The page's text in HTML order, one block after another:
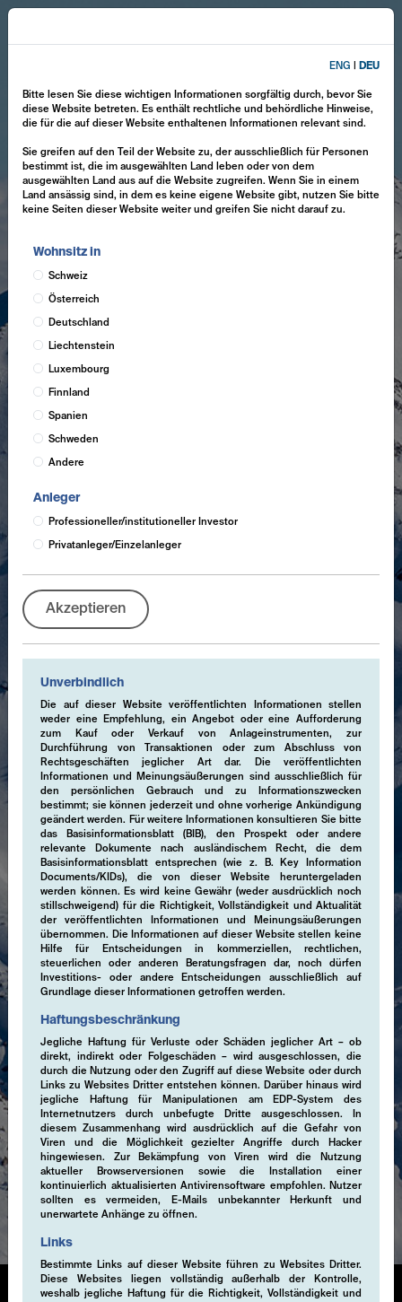
ENG DEU
Bitte lesen Sie diese wichtigen Informationen sorgfältig durch, bevor Sie
diese Website betreten. Es enthält rechtliche und behördliche Hinweise,
die für die auf dieser Website enthaltenen Informationen relevant sind.
Sie greifen auf den Teil der Website zu, der ausschließlich für Personen
bestimmt ist, die im ausgewählten Land leben oder von dem
ausgewählten Land aus auf die Website zugreifen. Wenn Sie in einem
Land ansässig sind, in dem es keine eigene Website gibt, nutzen Sie bitte
keine Seiten dieser Website weiter und greifen Sie nicht darauf zu.
Wohnsitz in
Schweiz
Österreich
Deutschland
Liechtenstein
Luxembourg
Finnland
Spanien
Schweden
Andere
Anleger
Professioneller/institutioneller Investor
Privatanleger/Einzelanleger
Akzeptieren
Unverbindlich
Die auf dieser Website veröffentlichten Informationen stellen
weder eine Empfehlung, ein Angebot oder eine Aufforderung
zum Kauf oder Verkauf von Anlageinstrumenten, zur
Durchführung von Transaktionen oder zum Abschluss von
Rechtsgeschäften jeglicher Art dar. Die veröffentlichten
Informationen und Meinungsäußerungen sind ausschließlich für
den persönlichen Gebrauch und zu Informationszwecken
bestimmt; sie können jederzeit und ohne vorherige Ankündigung
geändert werden. Für weitere Informationen konsultieren Sie bitte
das Basisinformationsblatt (BIB), den Prospekt oder andere
relevante Dokumente nach ausländischem Recht, die dem
Basisinformationsblatt entsprechen (wie z. B. Key Information
Documents/KIDs), die von dieser Website heruntergeladen
werden können. Es wird keine Gewähr (weder ausdrücklich noch
stillschweigend) für die Richtigkeit, Vollständigkeit und Aktualität
der veröffentlichten Informationen und Meinungsäußerungen
übernommen. Die Informationen auf dieser Website stellen keine
Hilfe für Entscheidungen in kommerziellen, rechtlichen,
steuerlichen oder anderen Beratungsfragen dar, noch dürfen
Investitions- oder andere Entscheidungen ausschließlich auf
Grundlage dieser Informationen getroffen werden.
Haftungsbeschränkung
Jegliche Haftung für Verluste oder Schäden jeglicher Art – ob
direkt, indirekt oder Folgeschäden – wird ausgeschlossen, die
durch die Nutzung oder den Zugriff auf diese Website oder durch
Links zu Websites Dritter entstehen können. Darüber hinaus wird
jegliche Haftung für Manipulationen am EDP-System des
Internetnutzers durch unbefugte Dritte ausgeschlossen. In
diesem Zusammenhang wird ausdrücklich auf die Gefahr von
Viren und die Möglichkeit gezielter Angriffe durch Hacker
hingewiesen. Zur Bekämpfung von Viren wird die Nutzung
aktueller Browserversionen sowie die Installation einer
kontinuierlich aktualisierten Antivirensoftware empfohlen. Nutzer
sollten es vermeiden, E-Mails unbekannter Herkunft und
unerwartete Anhänge zu öffnen.
Links
Bestimmte Links auf dieser Website führen zu Websites Dritter.
Diese Websites liegen vollständig außerhalb der Kontrolle,
weshalb jegliche Haftung für die Richtigkeit, Vollständigkeit und
Expertise